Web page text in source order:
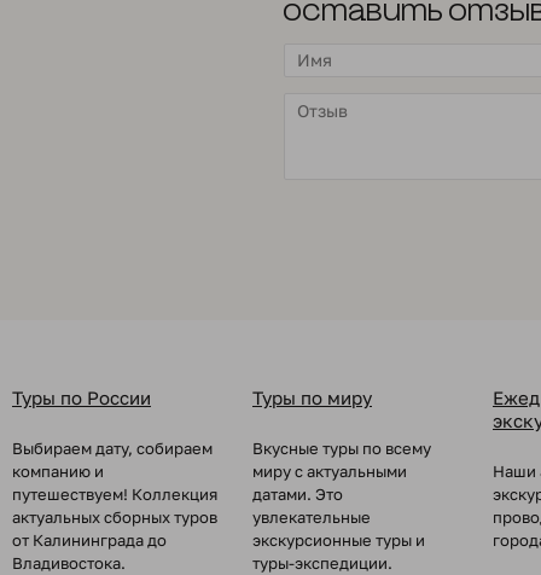
Оставить
Туры по России
Выбираем дату, собираем
компанию и
путешествуем! Коллекция
актуальных сборных туров
от Калининграда до
Владивостока.
Туры по миру
Вкусные туры по всему
миру с актуальными
датами. Это
увлекательные
экскурсионные туры и
туры-экспедиции.
Наши